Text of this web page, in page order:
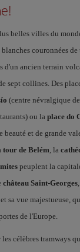
belles villes du
couronnées de
d'un ancien terrain
sept collines. Des
(centre névralgique
ou la place do
beauté et de grande
tour de Belém, la
peuplent la
château Saint-Georges
sa vue majestueuse,
de l'Europe.
célèbres tramways